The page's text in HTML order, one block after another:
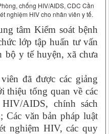
chống HIV/AIDS, CDC Cần
nghiệm HIV cho nhân viên y tế.
tâm Kiểm soát bệnh
lớp tập huấn tư vấn
bộ y tế huyện, xã chưa
đã được các giảng
thiệu tổng quan về các
AIDS, chính sách
Các văn bản pháp luật
nghiệm HIV, các quy